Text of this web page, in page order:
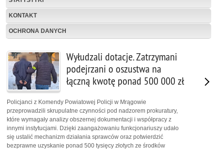
KONTAKT
OCHRONA DANYCH
Wyłudzali dotacje. Zatrzymani
podejrzani o oszustwa na
łączną kwotę ponad 500 000 zł
Policjanci z Komendy Powiatowej Policji w Mrągowie
przeprowadzili skrupulatne czynności pod nadzorem prokuratury,
które wymagały analizy obszernej dokumentacji i współpracy z
innymi instytucjami. Dzięki zaangażowaniu funkcjonariuszy udało
się ustalić mechanizm działania sprawców oraz potwierdzić
bezprawne uzyskanie ponad 500 tysięcy złotych ze środków